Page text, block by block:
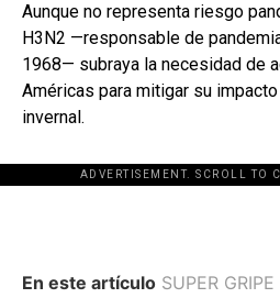
Aunque no representa riesgo
H3N2 —responsable de
1968— subraya la necesidad de
Américas para mitigar su
invernal.
ADVERTISEMENT. SCROLL TO
En este artículo SUPER GRIPE